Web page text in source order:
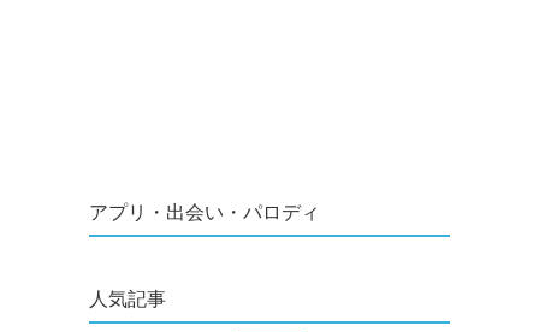
アプリ・出会い・パロディ
人気記事